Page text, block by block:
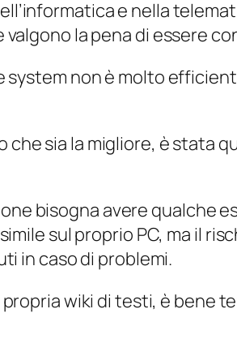
e nella
valgono la pena di essere
system non è molto
che sia la migliore, è stata
bisogna avere qualche
sul proprio PC, ma il
in caso di problemi.
wiki di testi, è bene